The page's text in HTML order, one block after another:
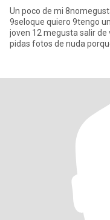
Un poco de mi
9seloque quiero 9tengo
joven 12 megusta salir
pidas fotos de nuda